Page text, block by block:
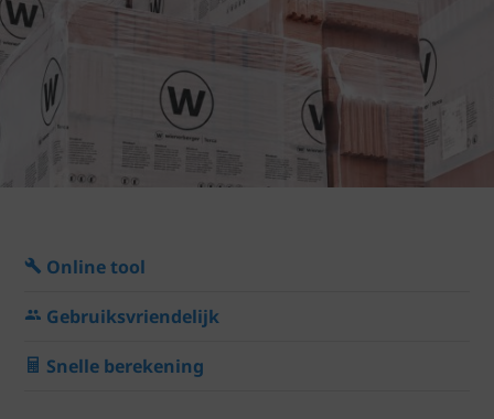
Online tool
Gebruiksvriendelijk
Snelle berekening